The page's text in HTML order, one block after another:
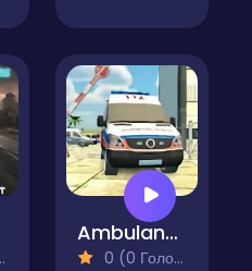
Ambulance Driving Simulator
0 (0 Голосів)